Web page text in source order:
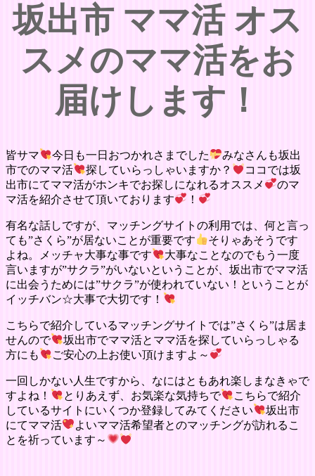
坂出市 ママ活 オス
スメのママ活をお
届けします！
皆サマ 今日も一日おつかれさまでした
みなさんも坂出
市でのママ活
探していらっしゃいますか？
ココでは坂
出市にてママ活がホンキでお探しになれるオススメ
のマ
マ活を紹介させて頂いております
！
有名な話しですが、マッチングサイトの利用では、何と言っ
ても”さくら”が居ないことが重要です
そりゃあそうです
よね。メッチャ大事な事です
大事なことなのでもう一度
言いますが”サクラ”がいないということが、坂出市でママ活
に出会うためには”サクラ”が使われていない！ということが
イッチバン☆大事で大切です！
こちらで紹介しているマッチングサイトでは”さくら”は居ま
せんので
坂出市でママ活とママ活を探していらっしゃる
方にも
ご安心の上お使い頂けますよ～
一回しかない人生ですから、なにはともあれ楽しまなきゃで
すよね！
とりあえず、お気楽な気持ちで
こちらで紹介
しているサイトにいくつか登録してみてください
坂出市
にてママ活
よいママ活希望者とのマッチングが訪れるこ
とを祈っています～